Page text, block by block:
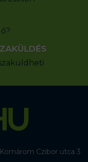
Czibor utca 3